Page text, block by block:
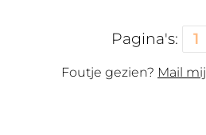
Pagina's: 1
Foutje gezien? Mail mij